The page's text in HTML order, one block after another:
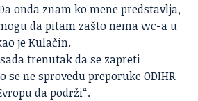
onda znam ko mene predstavlja,
da pitam zašto nema wc-a u
je Kulačin.
trenutak da se zapreti
se ne sprovedu preporuke ODIHR-
da podrži“.